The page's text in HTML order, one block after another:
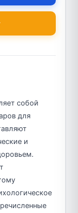
собой
для
и